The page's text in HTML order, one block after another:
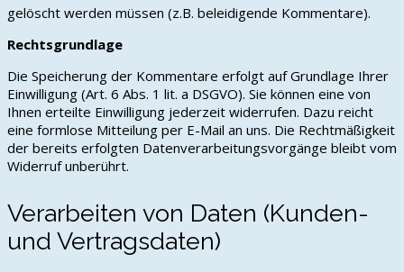
gelöscht werden müssen (z.B. beleidigende Kommentare).
Rechtsgrundlage
Die Speicherung der Kommentare erfolgt auf Grundlage Ihrer
Einwilligung (Art. 6 Abs. 1 lit. a DSGVO). Sie können eine von
Ihnen erteilte Einwilligung jederzeit widerrufen. Dazu reicht
eine formlose Mitteilung per E-Mail an uns. Die Rechtmäßigkeit
der bereits erfolgten Datenverarbeitungsvorgänge bleibt vom
Widerruf unberührt.
Verarbeiten von Daten (Kunden-
und Vertragsdaten)